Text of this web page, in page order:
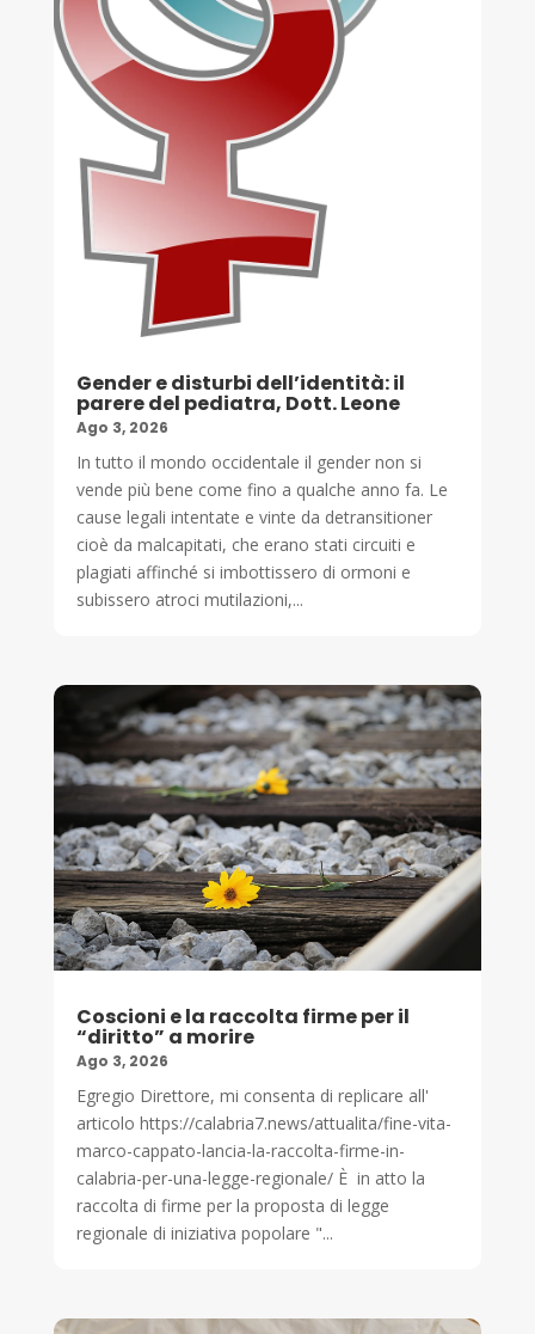
Gender e disturbi dell’identità: il
parere del pediatra, Dott. Leone
Ago 3, 2026
In tutto il mondo occidentale il gender non si
vende più bene come fino a qualche anno fa. Le
cause legali intentate e vinte da detransitioner
cioè da malcapitati, che erano stati circuiti e
plagiati affinché si imbottissero di ormoni e
subissero atroci mutilazioni,...
Coscioni e la raccolta firme per il
“diritto” a morire
Ago 3, 2026
Egregio Direttore, mi consenta di replicare all'
articolo https://calabria7.news/attualita/fine-vita-
marco-cappato-lancia-la-raccolta-firme-in-
calabria-per-una-legge-regionale/ È in atto la
raccolta di firme per la proposta di legge
regionale di iniziativa popolare "...